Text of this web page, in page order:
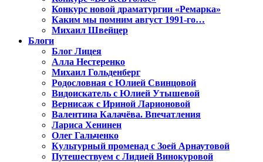
Конкурс новой драматургии «Ремарка»
Каким мы помним август 1991-го…
Михаил Швейцер
Блоги
Блог Лицея
Алла Нестеренко
Михаил Гольденберг
Родословная с Юлией Свинцовой
Видоискатель с Юлией Утышевой
Вернисаж с Ириной Ларионовой
Валентина Калачёва. Впечатления
Лариса Хенинен
Олег Гальченко
Культурный променад с Зоей Арнаутовой
Путешествуем с Лидией Винокуровой